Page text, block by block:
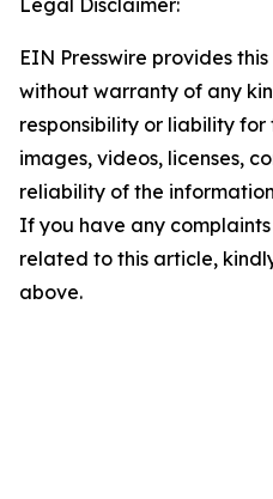
Legal Disclaimer:
EIN Presswire provides
without warranty of any
responsibility or liability
images, videos, licenses,
reliability of the
If you have any
related to this article,
above.